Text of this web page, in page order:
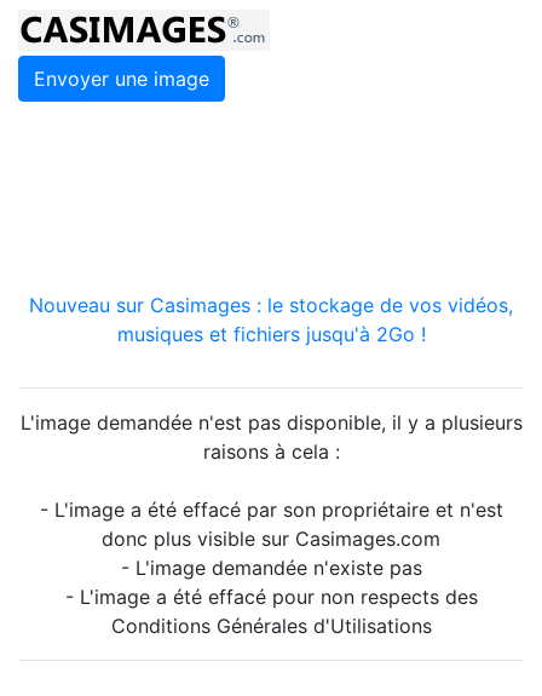
Envoyer une image
Nouveau sur Casimages : le stockage de vos vidéos,
musiques et fichiers jusqu'à 2Go !
L'image demandée n'est pas disponible, il y a plusieurs
raisons à cela :
- L'image a été effacé par son propriétaire et n'est
donc plus visible sur Casimages.com
- L'image demandée n'existe pas
- L'image a été effacé pour non respects des
Conditions Générales d'Utilisations